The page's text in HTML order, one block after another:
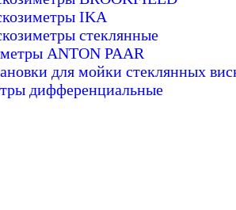
IKA
стеклянные
ANTON PAAR
для мойки стеклянных
дифференциальные